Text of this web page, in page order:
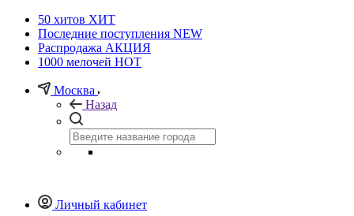
50 хитов ХИТ
Последние поступления NEW
Распродажа АКЦИЯ
1000 мелочей HOT
Москва
Назад
Личный кабинет